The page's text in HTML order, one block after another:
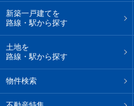
新築一戸建てを
路線・駅から探す
土地を
路線・駅から探す
物件検索